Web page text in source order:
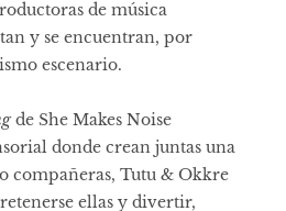
de música
y se encuentran, por
escenario.
de She Makes Noise
donde crean juntas una
compañeras, Tutu & Okkre
ellas y divertir,